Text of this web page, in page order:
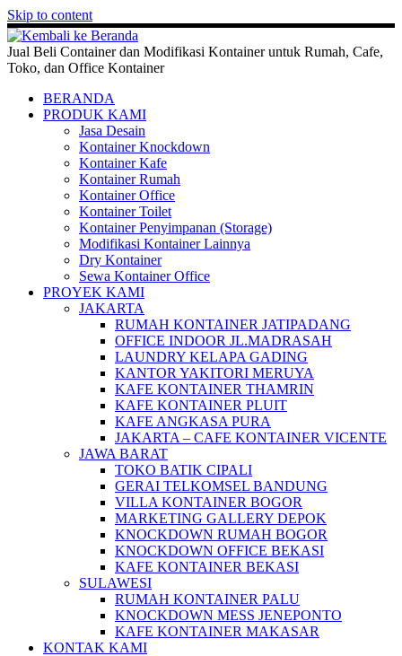
Skip to content
Jual Beli Container dan Modifikasi Kontainer untuk Rumah, Cafe,
Toko, dan Office Kontainer
BERANDA
PRODUK KAMI
Jasa Desain
Kontainer Knockdown
Kontainer Kafe
Kontainer Rumah
Kontainer Office
Kontainer Toilet
Kontainer Penyimpanan (Storage)
Modifikasi Kontainer Lainnya
Dry Kontainer
Sewa Kontainer Office
PROYEK KAMI
JAKARTA
RUMAH KONTAINER JATIPADANG
OFFICE INDOOR JL.MADRASAH
LAUNDRY KELAPA GADING
KANTOR YAKITORI MERUYA
KAFE KONTAINER THAMRIN
KAFE KONTAINER PLUIT
KAFE ANGKASA PURA
JAKARTA – CAFE KONTAINER VICENTE
JAWA BARAT
TOKO BATIK CIPALI
GERAI TELKOMSEL BANDUNG
VILLA KONTAINER BOGOR
MARKETING GALLERY DEPOK
KNOCKDOWN RUMAH BOGOR
KNOCKDOWN OFFICE BEKASI
KAFE KONTAINER BEKASI
SULAWESI
RUMAH KONTAINER PALU
KNOCKDOWN MESS JENEPONTO
KAFE KONTAINER MAKASAR
KONTAK KAMI